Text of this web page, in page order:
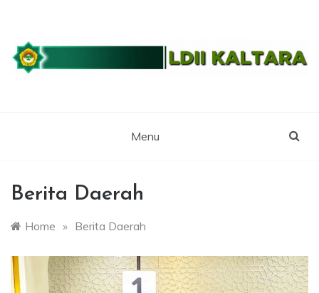
content
KALIMANTAN
UTARA
Menu
Berita Daerah
Home » Berita Daerah